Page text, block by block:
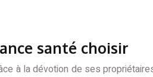
santé choisir
à la dévotion de ses